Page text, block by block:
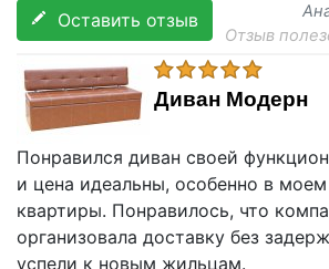
Оставить отзыв
Отзыв
Диван Модерн
Понравился диван своей
и цена идеальны, особенно в
квартиры. Понравилось, что
организовала доставку без
успели к новым жильцам.